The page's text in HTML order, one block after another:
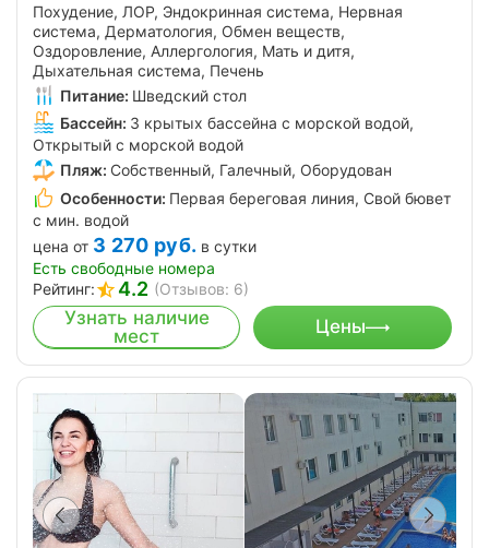
Похудение, ЛОР, Эндокринная система, Нервная
система, Дерматология, Обмен веществ,
Оздоровление, Аллергология, Мать и дитя,
Дыхательная система, Печень
Питание: Шведский стол
Бассейн: 3 крытых бассейна с морской водой,
Открытый с морской водой
Пляж: Собственный, Галечный, Оборудован
Особенности: Первая береговая линия, Свой бювет
с мин. водой
цена от 3 270 руб. в сутки
Есть свободные номера
Рейтинг:
4.2 (Отзывов: 6)
Узнать наличие
мест
Цены